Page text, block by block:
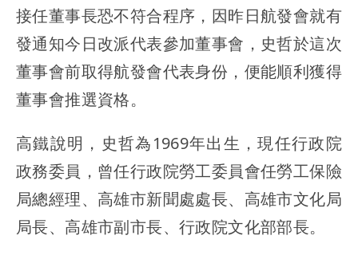
接任董事長恐不符合程序，因昨日航發會就有
發通知今日改派代表參加董事會，史哲於這次
董事會前取得航發會代表身份，便能順利獲得
董事會推選資格。
高鐵說明，史哲為1969年出生，現任行政院
政務委員，曾任行政院勞工委員會任勞工保險
局總經理、高雄市新聞處處長、高雄市文化局
局長、高雄市副市長、行政院文化部部長。